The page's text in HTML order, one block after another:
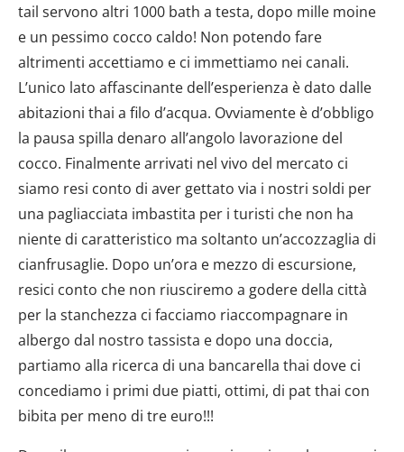
tail servono altri 1000 bath a testa, dopo mille moine
e un pessimo cocco caldo! Non potendo fare
altrimenti accettiamo e ci immettiamo nei canali.
L’unico lato affascinante dell’esperienza è dato dalle
abitazioni thai a filo d’acqua. Ovviamente è d’obbligo
la pausa spilla denaro all’angolo lavorazione del
cocco. Finalmente arrivati nel vivo del mercato ci
siamo resi conto di aver gettato via i nostri soldi per
una pagliacciata imbastita per i turisti che non ha
niente di caratteristico ma soltanto un’accozzaglia di
cianfrusaglie. Dopo un’ora e mezzo di escursione,
resici conto che non riusciremo a godere della città
per la stanchezza ci facciamo riaccompagnare in
albergo dal nostro tassista e dopo una doccia,
partiamo alla ricerca di una bancarella thai dove ci
concediamo i primi due piatti, ottimi, di pat thai con
bibita per meno di tre euro!!!